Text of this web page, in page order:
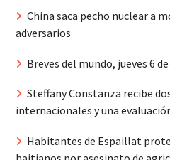
China saca pecho nuclear a
adversarios
Breves del mundo, jueves 6
Steffany Constanza recibe
internacionales y una
Habitantes de Espaillat